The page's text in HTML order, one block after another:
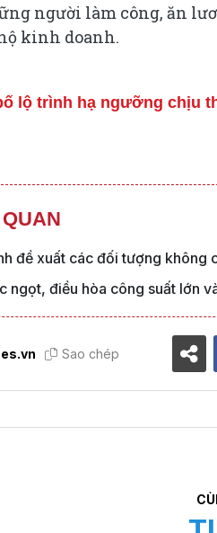
người làm công, ăn
kinh doanh.
lộ trình hạ ngưỡng chịu
đề xuất các đối tượng không
ngọt, điều hòa công suất lớn
Sao chép